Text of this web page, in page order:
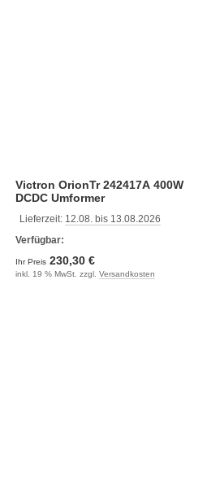
Victron OrionTr 242417A 400W
DCDC Umformer
Lieferzeit: 12.08. bis 13.08.2026
Verfügbar:
Ihr Preis 230,30 €
inkl. 19 % MwSt. zzgl. Versandkosten